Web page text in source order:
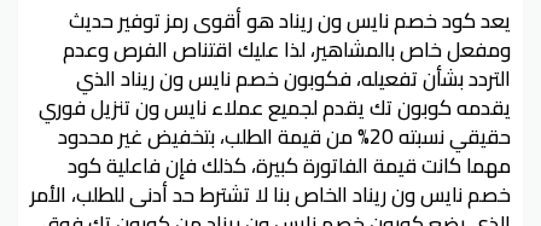
يعد كود خصم نايس ون ريناد هو أقوى رمز توفير حديث
ومفعل خاص بالمشاهير، لذا عليك اقتناص الفرص وعدم
التردد بشأن تفعيله، فكوبون خصم نايس ون ريناد الذي
يقدمه كوبون تك يقدم لجميع عملاء نايس ون تنزيل فوري
حقيقي نسبته 20% من قيمة الطلب، بتخفيض غير محدود
مهما كانت قيمة الفاتورة كبيرة، كذلك فإن فاعلية كود
خصم نايس ون ريناد الخاص بنا لا تشترط حد أدنى للطلب، الأمر